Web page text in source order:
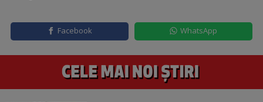
Facebook WhatsApp